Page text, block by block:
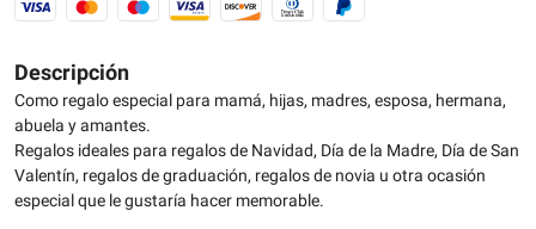
Descripción
Como regalo especial para mamá, hijas, madres, esposa, hermana,
abuela y amantes.
Regalos ideales para regalos de Navidad, Día de la Madre, Día de San
Valentín, regalos de graduación, regalos de novia u otra ocasión
especial que le gustaría hacer memorable.